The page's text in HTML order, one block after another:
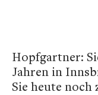
Hopfgartner:
Jahren in
Sie heute